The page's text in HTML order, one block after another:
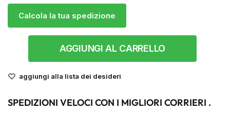
Calcola la tua spedizione
AGGIUNGI AL CARRELLO
aggiungi alla lista dei desideri
SPEDIZIONI VELOCI CON I MIGLIORI CORRIERI .